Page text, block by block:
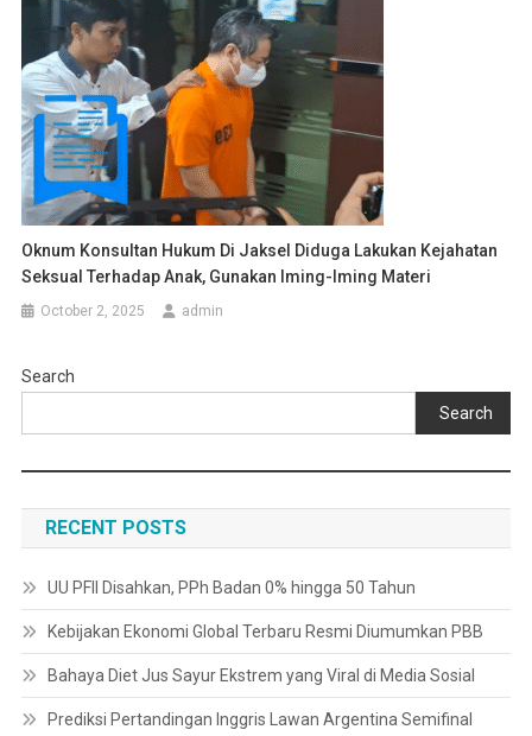
Oknum Konsultan Hukum Di Jaksel Diduga Lakukan Kejahatan
Seksual Terhadap Anak, Gunakan Iming-Iming Materi
October 2, 2025 admin
Search
Search
RECENT POSTS
UU PFII Disahkan, PPh Badan 0% hingga 50 Tahun
Kebijakan Ekonomi Global Terbaru Resmi Diumumkan PBB
Bahaya Diet Jus Sayur Ekstrem yang Viral di Media Sosial
Prediksi Pertandingan Inggris Lawan Argentina Semifinal